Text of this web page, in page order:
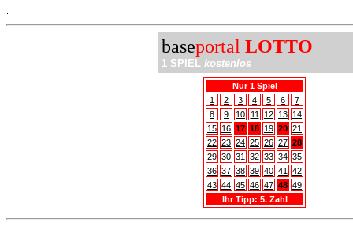
baseportal LOTTO
1 SPIEL kostenlos
Nur 1 Spiel
1
2 3 4 5 6
7
8
9 10 11 12 13 14
15 16 17 18 19 20 21
22 23 24 25 26 27 28
29 30 31 32 33 34 35
36 37 38 39 40 41
42
43 44 45 46 47 48 49
Ihr Tipp: 5. Zahl